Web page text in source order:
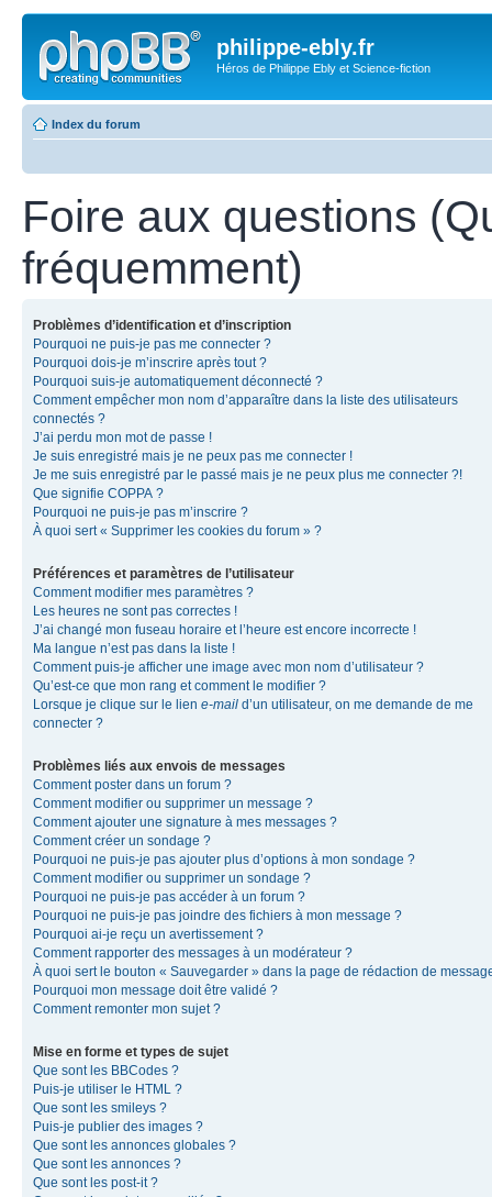
philippe-ebly.fr
Héros de Philippe Ebly et Science-fiction
Index du forum
Foire aux questions
fréquemment)
Problèmes d’identification et d’inscription
Pourquoi ne puis-je pas me connecter ?
Pourquoi dois-je m’inscrire après tout ?
Pourquoi suis-je automatiquement déconnecté ?
Comment empêcher mon nom d’apparaître dans la liste des utilisateurs
connectés ?
J’ai perdu mon mot de passe !
Je suis enregistré mais je ne peux pas me connecter !
Je me suis enregistré par le passé mais je ne peux plus me connecter ?!
Que signifie COPPA ?
Pourquoi ne puis-je pas m’inscrire ?
À quoi sert « Supprimer les cookies du forum » ?
Préférences et paramètres de l’utilisateur
Comment modifier mes paramètres ?
Les heures ne sont pas correctes !
J’ai changé mon fuseau horaire et l’heure est encore incorrecte !
Ma langue n’est pas dans la liste !
Comment puis-je afficher une image avec mon nom d’utilisateur ?
Qu’est-ce que mon rang et comment le modifier ?
Lorsque je clique sur le lien e-mail d’un utilisateur, on me demande de me
connecter ?
Problèmes liés aux envois de messages
Comment poster dans un forum ?
Comment modifier ou supprimer un message ?
Comment ajouter une signature à mes messages ?
Comment créer un sondage ?
Pourquoi ne puis-je pas ajouter plus d’options à mon sondage ?
Comment modifier ou supprimer un sondage ?
Pourquoi ne puis-je pas accéder à un forum ?
Pourquoi ne puis-je pas joindre des fichiers à mon message ?
Pourquoi ai-je reçu un avertissement ?
Comment rapporter des messages à un modérateur ?
À quoi sert le bouton « Sauvegarder » dans la page de rédaction de
Pourquoi mon message doit être validé ?
Comment remonter mon sujet ?
Mise en forme et types de sujet
Que sont les BBCodes ?
Puis-je utiliser le HTML ?
Que sont les smileys ?
Puis-je publier des images ?
Que sont les annonces globales ?
Que sont les annonces ?
Que sont les post-it ?